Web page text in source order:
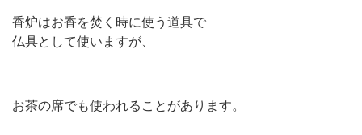
香炉はお香を焚く時に使う道具で
仏具として使いますが、
お茶の席でも使われることがあります。